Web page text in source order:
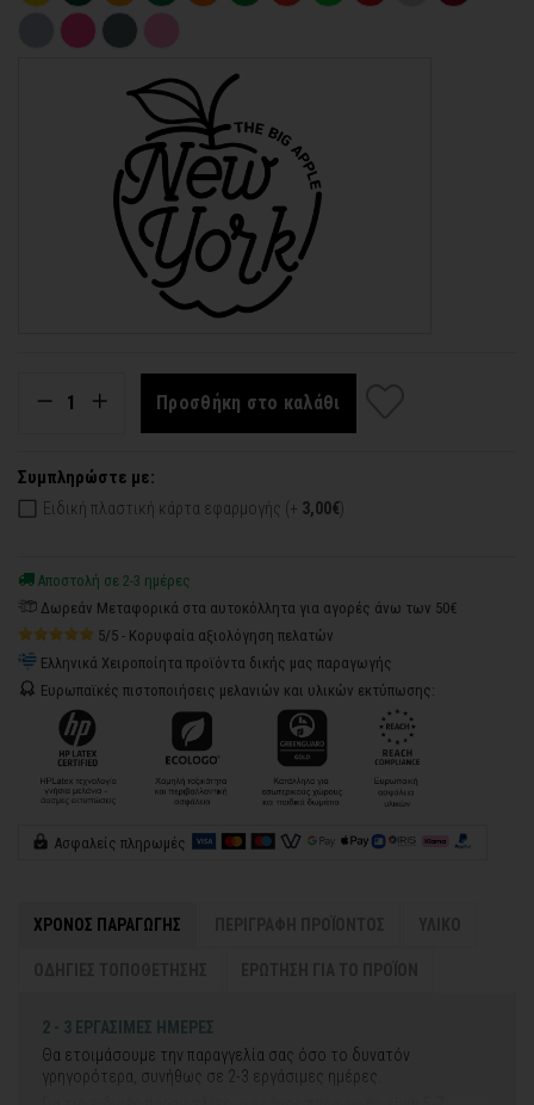
Προσθήκη στο καλάθι
Συμπληρώστε με:
Ειδική πλαστική κάρτα εφαρμογής (+ 3,00€)
Αποστολή σε 2-3 ημέρες
Δωρεάν Μεταφορικά στα αυτοκόλλητα για αγορές άνω των 50€
5/5 - Κορυφαία αξιολόγηση πελατών
Ελληνικά Χειροποίητα προϊόντα δικής μας παραγωγής
Ευρωπαϊκές πιστοποιήσεις μελανιών και υλικών εκτύπωσης:
Ασφαλείς πληρωμές
ΧΡΟΝΟΣ ΠΑΡΑΓΩΓΗΣ
2 - 3 ΕΡΓΑΣΙΜΕΣ ΗΜΕΡΕΣ
Θα ετοιμάσουμε την παραγγελία σας όσο το δυνατόν
γρηγορότερα, συνήθως σε 2-3 εργάσιμες ημέρες.